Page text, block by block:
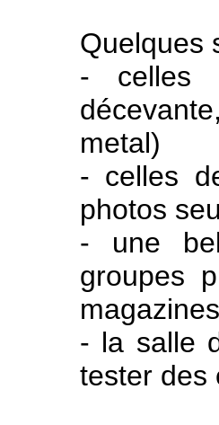
Quelques
- celles
metal)
- celles
photos
- une
groupes
magazines
- la salle
tester des